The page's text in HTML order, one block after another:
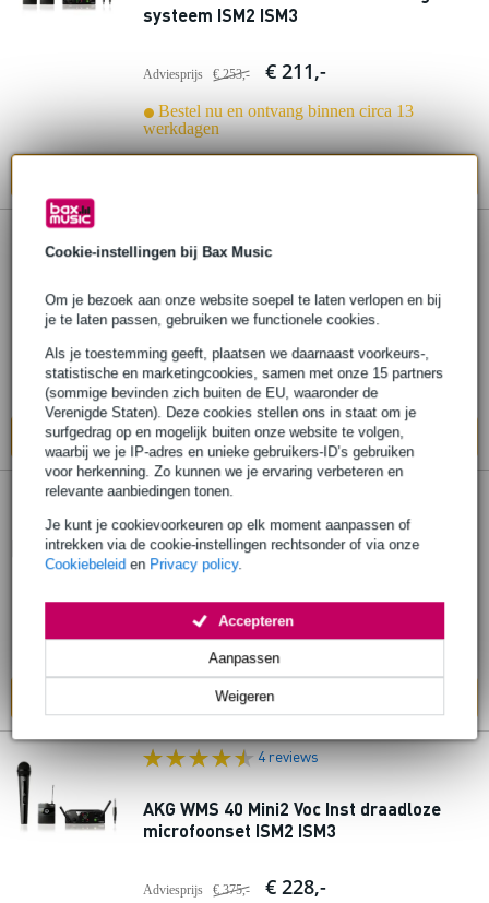
Cookie-instellingen bij Bax Music
Om je bezoek aan onze website soepel te laten verlopen en bij
je te laten passen, gebruiken we functionele cookies.
Als je toestemming geeft, plaatsen we daarnaast voorkeurs-,
statistische en marketingcookies, samen met onze 15 partners
(sommige bevinden zich buiten de EU, waaronder de
Verenigde Staten). Deze cookies stellen ons in staat om je
surfgedrag op en mogelijk buiten onze website te volgen,
waarbij we je IP-adres en unieke gebruikers-ID’s gebruiken
voor herkenning. Zo kunnen we je ervaring verbeteren en
relevante aanbiedingen tonen.
Je kunt je cookievoorkeuren op elk moment aanpassen of
intrekken via de cookie-instellingen rechtsonder of via onze
Cookiebeleid en Privacy policy.
Weigeren
Aanpassen
Accepteren
systeem ISM2 ISM3
Adviesprijs € 253,- € 211,-
Bestel nu en ontvang binnen circa 13
werkdagen
AKG DMS300 Instrument Set draadloos
€ 399,-
Bestel nu en ontvang binnen circa 13
werkdagen
In mijn winkelwagen
AKG DMS100 Instrument Set draadloos
bodypack systeem (2.4 GHz)
Bestel nu en ontvang binnen circa 13
werkdagen
In mijn winkelwagen
4 reviews
AKG WMS 40 Mini2 Voc Inst draadloze
microfoonset ISM2 ISM3
Adviesprijs € 375,- € 228,-